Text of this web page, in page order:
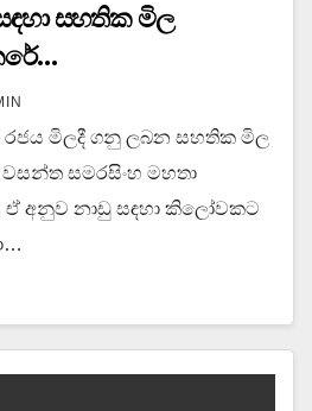
සහතික මිල
මිලදී ගනු ලබන සහතික මිල
සමරසිංහ මහතා
ඒ අනුව නාඩු සඳහා කිලෝවකට